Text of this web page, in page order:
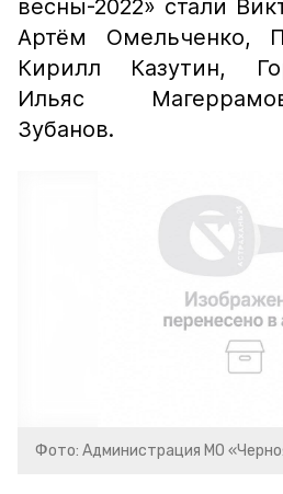
весны-2022» стали
Артём Омельченко,
Кирилл Казутин,
Ильяс
Зубанов.
Фото: Администрация МО